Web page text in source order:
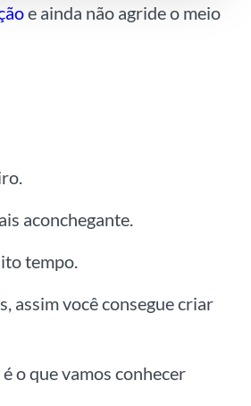
e ainda não agride o meio
aconchegante.
tempo.
assim você consegue criar
o que vamos conhecer